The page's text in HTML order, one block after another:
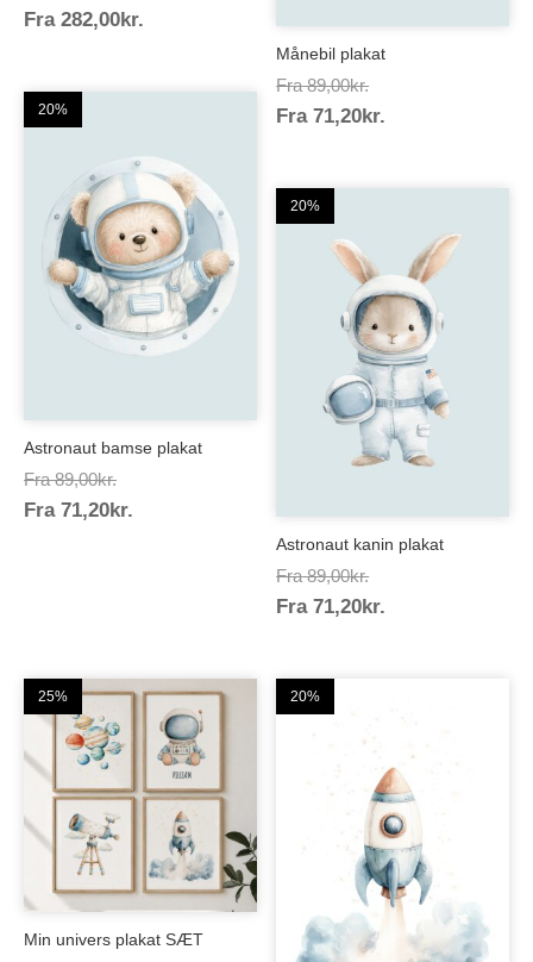
376,00kr.
Fra 282,00kr.
Månebil plakat
Fra 89,00kr.Prisinterval:
89,00kr.
Fra 71,20kr.
20%
Astronaut bamse plakat
Fra 89,00kr.Prisinterval:
89,00kr.
Fra 71,20kr.
20%
Astronaut kanin plakat
Fra 89,00kr.Prisinterval:
89,00kr.
Fra 71,20kr.
25%
Min univers plakat SÆT
20%